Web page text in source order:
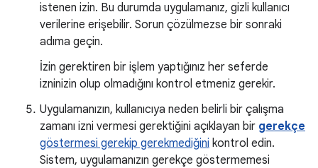
istenen izin. Bu durumda uygulamanız, gizli kullanıcı
verilerine erişebilir. Sorun çözülmezse bir sonraki
adıma geçin.
İzin gerektiren bir işlem yaptığınız her seferde
izninizin olup olmadığını kontrol etmeniz gerekir.
Uygulamanızın, kullanıcıya neden belirli bir çalışma
zamanı izni vermesi gerektiğini açıklayan bir gerekçe
göstermesi gerekip gerekmediğini kontrol edin.
Sistem, uygulamanızın gerekçe göstermemesi